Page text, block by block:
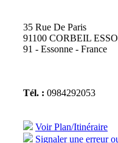
35 Rue De Paris
91100 CORBEIL
91 - Essonne - France
Tél. : 0984292053
Voir Plan/Itinéraire
Signaler une erreur